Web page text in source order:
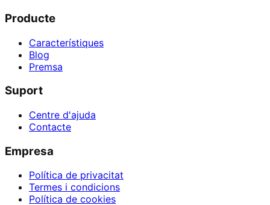
Producte
Característiques
Blog
Premsa
Suport
Centre d'ajuda
Contacte
Empresa
Política de privacitat
Termes i condicions
Política de cookies